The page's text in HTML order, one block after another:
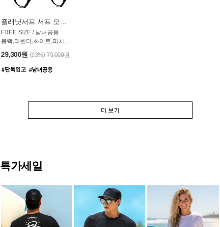
플래닛서프 서프 모자 UAC007PS
FREE SIZE / 남녀공용
블랙,라벤더,화이트,피치,그레이,오트밀 6컬러
29,300원 (63%) 79,000원
더 보기
특가세일